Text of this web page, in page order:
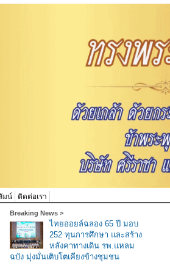
มน์ ติดต่อเรา
Breaking News >
ไทยออยล์ฉลอง 65 ปี มอบ
252 ทุนการศึกษา และสร้าง
หลังคาทางเดิน รพ.แหลม
ฉบัง มุ่งมั่นเติบโตเคียงข้างชุมชน